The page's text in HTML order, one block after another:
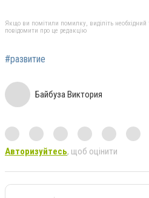
Якщо ви помітили помилку, виділіть необхідний
повідомити про це редакцію
#развитие
Байбуза Виктория
Авторизуйтесь, щоб оцінити